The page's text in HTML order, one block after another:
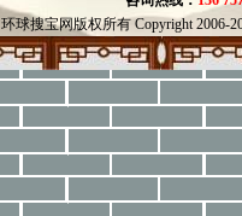
环球搜宝网版权所有 Copyright 2006-